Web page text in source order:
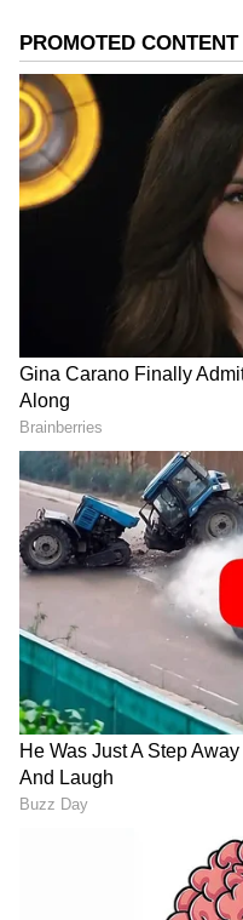
ಸಮಗ್ರ ಸುದ್ದಿ ಮೂಲವನ್ನಾಗಿ
ಆಯ್ಕೆ
2
4
Image Credit :
1. ವಾಲ್‌ಪೇಪರ್,
ಫ್ರಿಡ್ಜ್‌ನ ಬಣ್ಣ
ಗೀರುಗಳಿದ್ದರೆ, ಅದಕ್ಕೆ